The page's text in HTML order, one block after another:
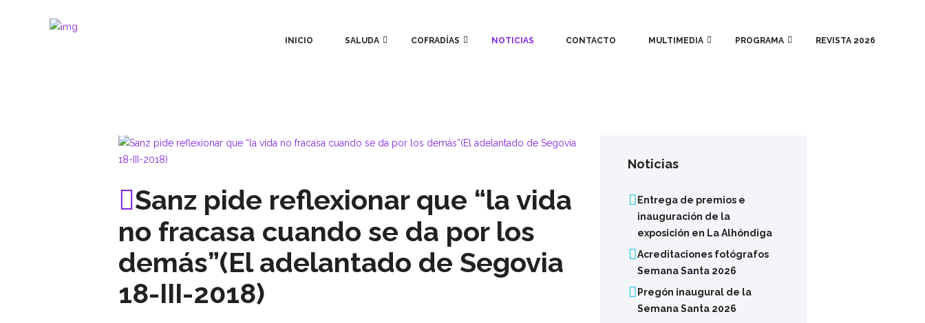
INICIO SALUDA COFRADÍAS NOTICIAS CONTACTO MULTIMEDIA PROGRAMA REVISTA 2026
Sanz pide reflexionar que “la vida
no fracasa cuando se da por los
demás”(El adelantado de Segovia
18-III-2018)
Noticias
Entrega de premios e
inauguración de la
exposición en La Alhóndiga
Acreditaciones fotógrafos
Semana Santa 2026
Pregón inaugural de la
Semana Santa 2026